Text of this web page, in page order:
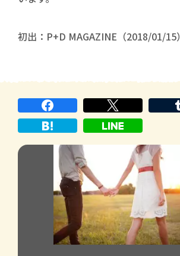
初出：P+D MAGAZINE（2018/01/15）